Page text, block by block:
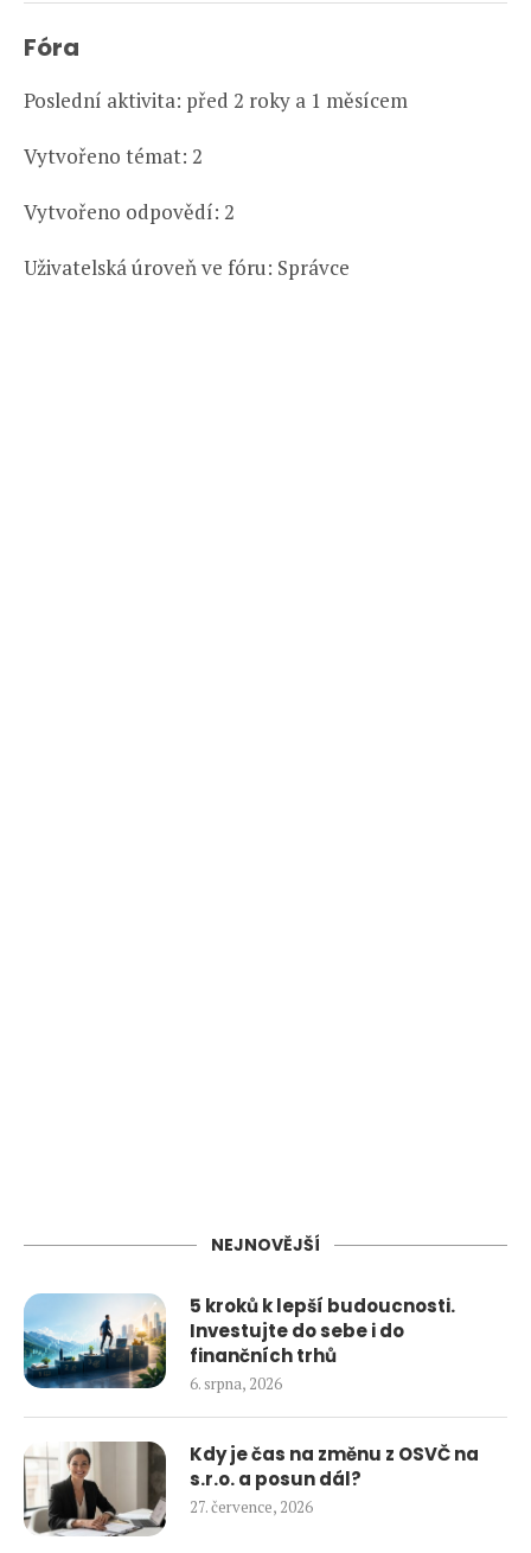
Fóra
Poslední aktivita: před 2 roky a 1 měsícem
Vytvořeno témat: 2
Vytvořeno odpovědí: 2
Uživatelská úroveň ve fóru: Správce
NEJNOVĚJŠÍ
5 kroků k lepší budoucnosti.
Investujte do sebe i do
finančních trhů
6. srpna, 2026
Kdy je čas na změnu z OSVČ na
s.r.o. a posun dál?
27. července, 2026